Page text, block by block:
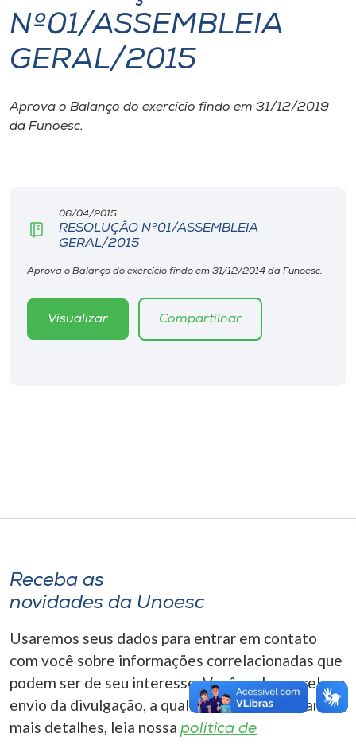
I.nova
Cultura
Biblioteca
Editora
Rádio
o idioma
A-
Nº01/ASSEMBLEIA
GERAL/2015
Aprova o Balanço do exercício findo em 31/12/2019
da Funoesc.
06/04/2015
RESOLUÇÃO Nº01/ASSEMBLEIA
GERAL/2015
Aprova o Balanço do exercício findo em 31/12/2014 da Funoesc.
Visualizar Compartilhar
Receba as
novidades da Unoesc
Usaremos seus dados para entrar em contato
com você sobre informações correlacionadas que
podem ser de seu interesse. Você pode cancelar o
envio da divulgação, a qualquer momento. Para
mais detalhes, leia nossa política de